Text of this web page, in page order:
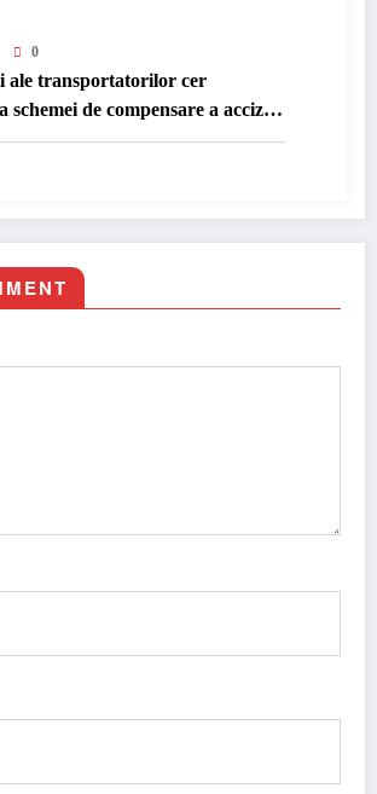
0
ale transportatorilor cer
schemei de compensare a accizei